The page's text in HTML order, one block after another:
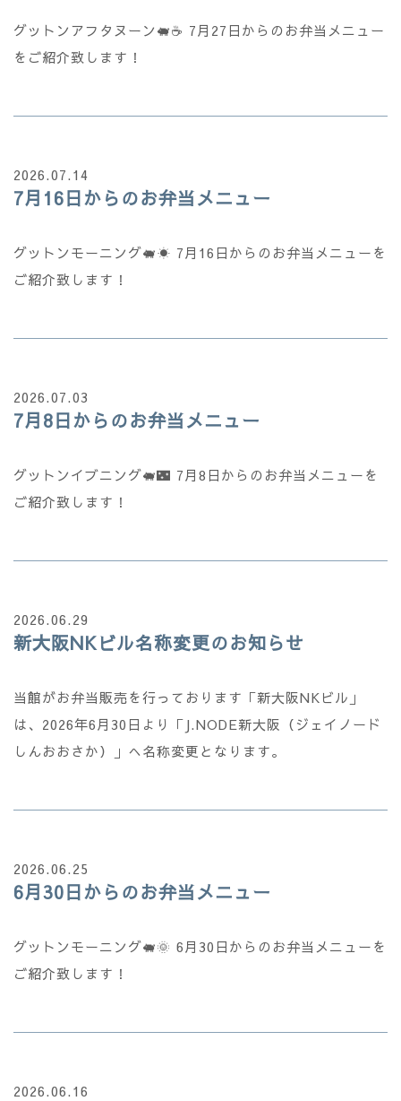
グットンアフタヌーン🐖☕ 7月27日からのお弁当メニュー
をご紹介致します！
2026.07.14
7月16日からのお弁当メニュー
グットンモーニング🐖☀️ 7月16日からのお弁当メニューを
ご紹介致します！
2026.07.03
7月8日からのお弁当メニュー
グットンイブニング🐖🌃 7月8日からのお弁当メニューを
ご紹介致します！
2026.06.29
新大阪NKビル名称変更のお知らせ
当館がお弁当販売を行っております「新大阪NKビル」
は、2026年6月30日より「J.NODE新大阪（ジェイノード
しんおおさか）」へ名称変更となります。
2026.06.25
6月30日からのお弁当メニュー
グットンモーニング🐖🌞 6月30日からのお弁当メニューを
ご紹介致します！
2026.06.16